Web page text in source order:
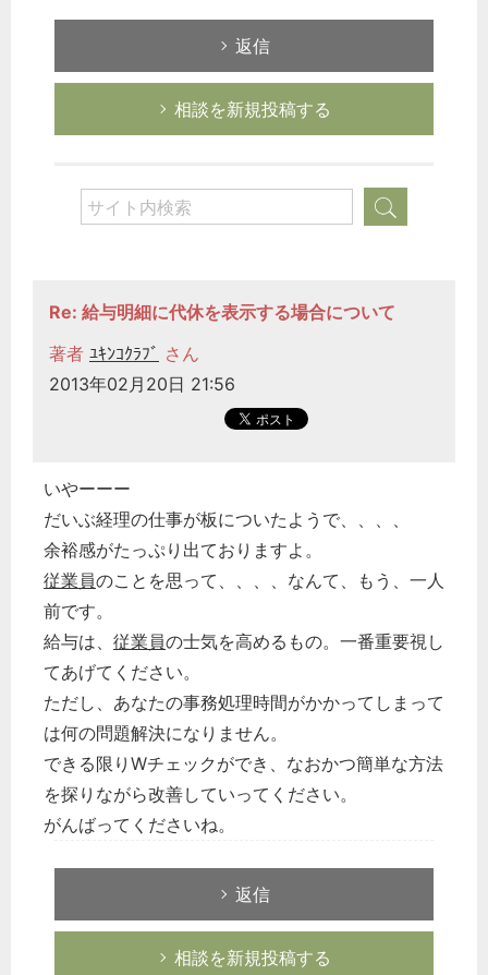
返信
相談を新規投稿する
Re: 給与明細に代休を表示する場合について
著者 ﾕｷﾝｺｸﾗﾌﾞ さん
2013年02月20日 21:56
いやーーー
だいぶ経理の仕事が板についたようで、、、、
余裕感がたっぷり出ておりますよ。
従業員のことを思って、、、、なんて、もう、一人
前です。
給与は、 従業員の士気を高めるもの。一番重要視し
てあげてください。
ただし、あなたの事務処理時間がかかってしまって
は何の問題解決になりません。
できる限りWチェックができ、なおかつ簡単な方法
を探りながら改善していってください。
がんばってくださいね。
返信
相談を新規投稿する
どのカテゴリーに投稿しますか？
選択してください
労務管理
税務経理
企業法務
経営の知恵
総務の給湯室
秘書のノウハウ
次へ